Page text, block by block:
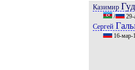
Казимир
/ 29-
Сергей
16-мар-